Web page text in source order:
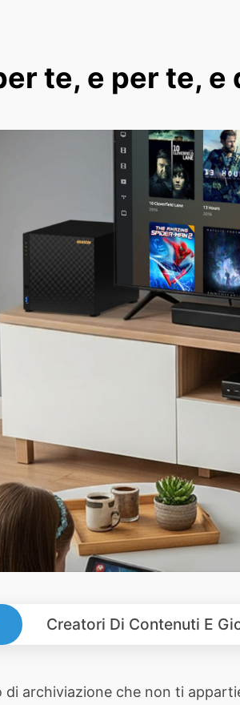
te, e per te,
Creatori Di Contenuti E
archiviazione che non ti